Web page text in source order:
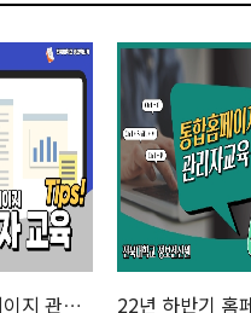
2023년 기관홈페이지 관리자 교육